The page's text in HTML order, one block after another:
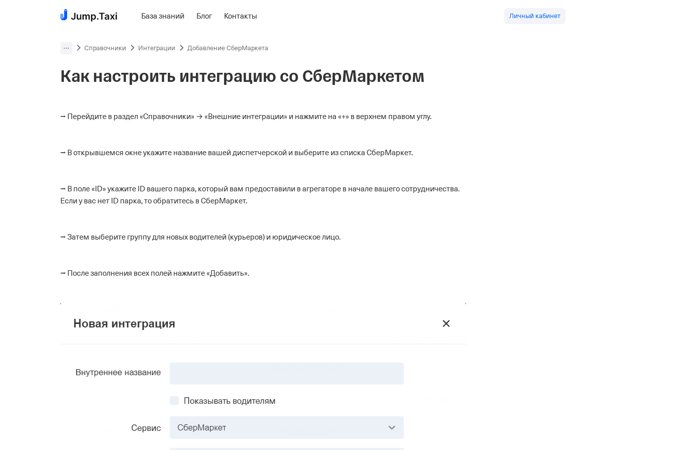
База знаний Блог Контакты Личный кабинет
Главная
Справочники Интеграции Добавление СберМаркета
Как настроить интеграцию со СберМаркетом
⭢ Перейдите в раздел «Справочники» → «Внешние интеграции» и нажмите на «+» в верхнем правом углу.
⭢ В открывшемся окне укажите название вашей диспетчерской и выберите из списка СберМаркет.
⭢ В поле «ID» укажите ID вашего парка, который вам предоставили в агрегаторе в начале вашего сотрудничества.
Если у вас нет ID парка, то обратитесь в СберМаркет.
⭢ Затем выберите группу для новых водителей (курьеров) и юридическое лицо.
⭢ После заполнения всех полей нажмите «Добавить».